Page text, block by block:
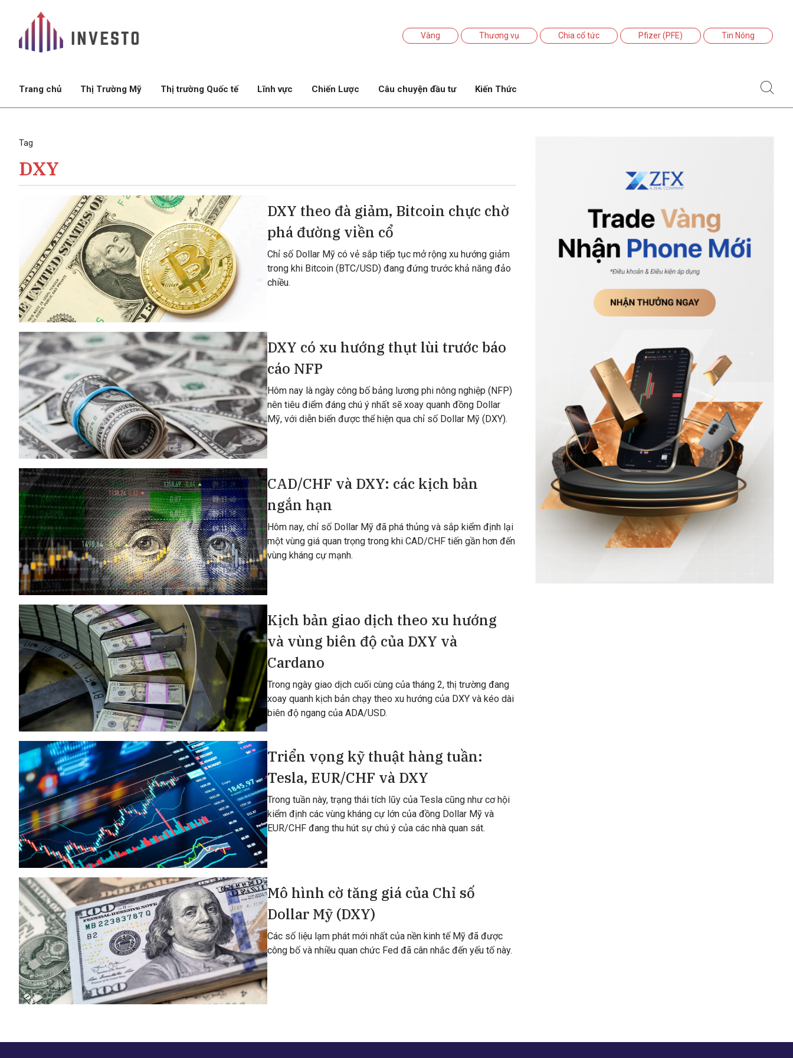
Vàng Thương vụ Chia cổ tức Pfizer (PFE) Tin Nóng
Trang chủ Thị Trường Mỹ Thị trường Quốc tế Lĩnh vực Chiến Lược Câu chuyện đầu tư Kiến Thức
Tag
DXY
DXY theo đà giảm, Bitcoin chực chờ
phá đường viền cổ
Chỉ số Dollar Mỹ có vẻ sắp tiếp tục mở rộng xu hướng giảm
trong khi Bitcoin (BTC/USD) đang đứng trước khả năng đảo
chiều.
DXY có xu hướng thụt lùi trước báo
cáo NFP
Hôm nay là ngày công bố bảng lương phi nông nghiệp (NFP)
nên tiêu điểm đáng chú ý nhất sẽ xoay quanh đồng Dollar
Mỹ, với diễn biến được thể hiện qua chỉ số Dollar Mỹ (DXY).
CAD/CHF và DXY: các kịch bản
ngắn hạn
Hôm nay, chỉ số Dollar Mỹ đã phá thủng và sắp kiểm định lại
một vùng giá quan trọng trong khi CAD/CHF tiến gần hơn đến
vùng kháng cự mạnh.
Kịch bản giao dịch theo xu hướng
và vùng biên độ của DXY và
Cardano
Trong ngày giao dịch cuối cùng của tháng 2, thị trường đang
xoay quanh kịch bản chạy theo xu hướng của DXY và kéo dài
biên độ ngang của ADA/USD.
Triển vọng kỹ thuật hàng tuần:
Tesla, EUR/CHF và DXY
Trong tuần này, trạng thái tích lũy của Tesla cũng như cơ hội
kiểm định các vùng kháng cự lớn của đồng Dollar Mỹ và
EUR/CHF đang thu hút sự chú ý của các nhà quan sát.
Mô hình cờ tăng giá của Chỉ số
Dollar Mỹ (DXY)
Các số liệu lạm phát mới nhất của nền kinh tế Mỹ đã được
công bố và nhiều quan chức Fed đã cân nhắc đến yếu tố này.